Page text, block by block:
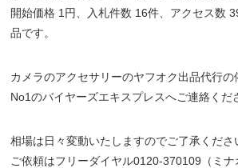
開始価格 1円、入札件数 16件、アクセス数
品です。
カメラのアクセサリーのヤフオク出品代行
No1のバイヤーズエキスプレスへご連絡くだ
相場は日々変動いたしますのでご了承くださ
ご依頼はフリーダイヤル0120-370109（ミ